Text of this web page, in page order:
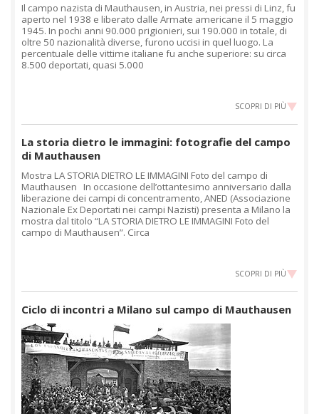
Il campo nazista di Mauthausen, in Austria, nei pressi di Linz, fu
aperto nel 1938 e liberato dalle Armate americane il 5 maggio
1945. In pochi anni 90.000 prigionieri, sui 190.000 in totale, di
oltre 50 nazionalità diverse, furono uccisi in quel luogo. La
percentuale delle vittime italiane fu anche superiore: su circa
8.500 deportati, quasi 5.000
SCOPRI DI PIÙ
La storia dietro le immagini: fotografie del campo
di Mauthausen
Mostra LA STORIA DIETRO LE IMMAGINI Foto del campo di
Mauthausen In occasione dell’ottantesimo anniversario dalla
liberazione dei campi di concentramento, ANED (Associazione
Nazionale Ex Deportati nei campi Nazisti) presenta a Milano la
mostra dal titolo “LA STORIA DIETRO LE IMMAGINI Foto del
campo di Mauthausen”. Circa
SCOPRI DI PIÙ
Ciclo di incontri a Milano sul campo di Mauthausen